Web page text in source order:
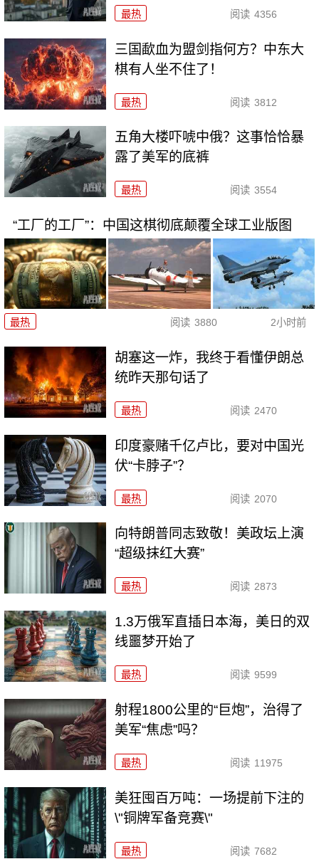
最热 阅读 4356
三国歃血为盟剑指何方？中东大
棋有人坐不住了！
最热 阅读 3812
五角大楼吓唬中俄？这事恰恰暴
露了美军的底裤
最热 阅读 3554
“工厂的工厂”：中国这棋彻底颠覆全球工业版图
最热 阅读 3880 2小时前
胡塞这一炸，我终于看懂伊朗总
统昨天那句话了
最热 阅读 2470
印度豪赌千亿卢比，要对中国光
伏“卡脖子”？
最热 阅读 2070
向特朗普同志致敬！美政坛上演
“超级抹红大赛”
最热 阅读 2873
1.3万俄军直插日本海，美日的双
线噩梦开始了
最热 阅读 9599
射程1800公里的“巨炮”，治得了
美军“焦虑”吗？
最热 阅读 11975
美狂囤百万吨：一场提前下注的
\"铜牌军备竞赛\"
最热 阅读 7682